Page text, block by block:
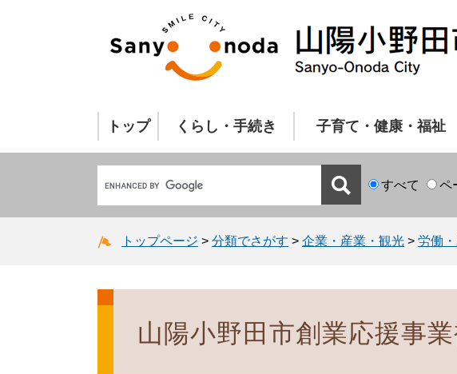
トップ くらし・手続き 子育て・健康・福祉
すべて ペ
トップページ > 分類でさがす > 企業・産業・観光 > 労働
山陽小野田市創業応援事